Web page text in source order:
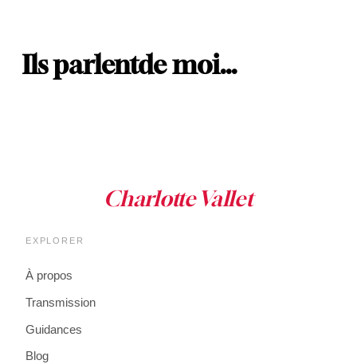
Ils parlentde moi…
EXPLORER
À propos
Transmission
Guidances
Blog